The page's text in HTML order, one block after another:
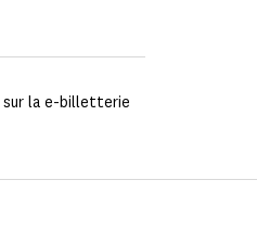
la e-billetterie